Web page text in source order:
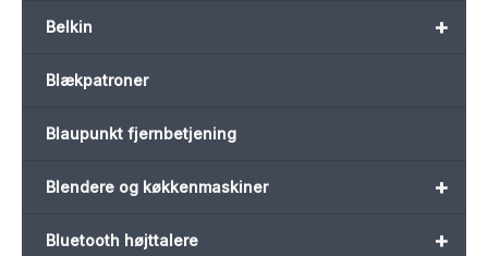
+
Belkin
Blækpatroner
Blaupunkt fjernbetjening
+
Blendere og køkkenmaskiner
+
Bluetooth højttalere